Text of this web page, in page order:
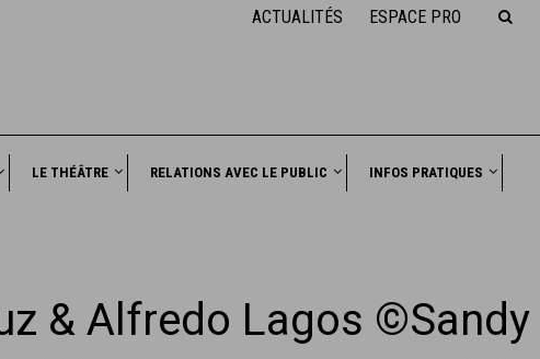
ACTUALITÉS ESPACE PRO
LE THÉÂTRE RELATIONS AVEC LE PUBLIC INFOS PRATIQUES
& Alfredo Lagos